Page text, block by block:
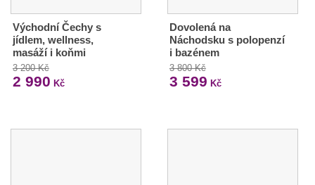
Východní Čechy s
jídlem, wellness,
masáží i koňmi
3 200 Kč
2 990 Kč
Dovolená na
Náchodsku s polopenzí
i bazénem
3 800 Kč
3 599 Kč